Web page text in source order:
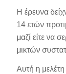
Η έρευνα
14 ετών
μαζί είτε να
μικτών
Αυτή η